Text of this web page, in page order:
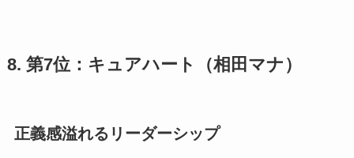
8. 第7位：キュアハート（相田マナ）
正義感溢れるリーダーシップ